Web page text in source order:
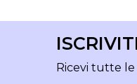
Ricevi tutte